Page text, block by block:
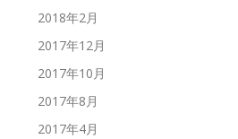
2018年2月
2017年12月
2017年10月
2017年8月
2017年4月